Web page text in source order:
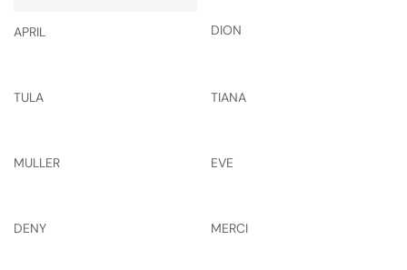
APRIL DION
TULA TIANA
MULLER EVE
DENY MERCI